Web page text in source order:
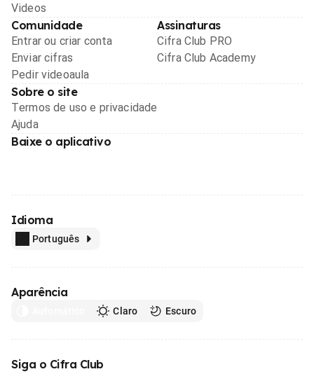
Videos
Comunidade
Entrar ou criar conta
Enviar cifras
Pedir videoaula
Assinaturas
Cifra Club PRO
Cifra Club Academy
Sobre o site
Termos de uso e privacidade
Ajuda
Baixe o aplicativo
Idioma
Português
Aparência
Claro Escuro
Siga o Cifra Club